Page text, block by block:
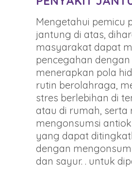
Mengetahui pemicu
jantung di atas,
masyarakat dapat
pencegahan dengan
menerapkan pola
rutin berolahraga,
stres berlebihan di
atau di rumah, serta
mengonsumsi
yang dapat
dengan
dan sayur. . untuk